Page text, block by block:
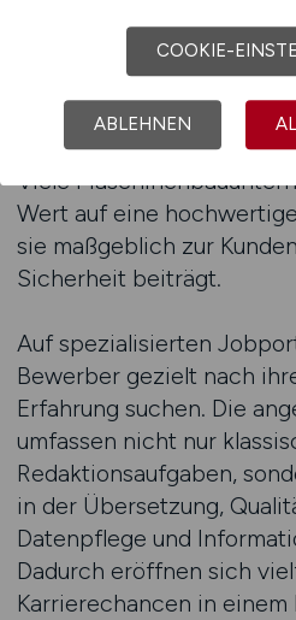
für Fachkräfte, die
professionell aufbereiten
Genauigkeit,
Rechtskonformität
Viele
Wert auf eine
sie maßgeblich zur
Sicherheit beiträgt.
Auf spezialisierten
Bewerber gezielt nach
Erfahrung suchen. Die
umfassen nicht nur
Redaktionsaufgaben,
in der Übersetzung,
Datenpflege und
Dadurch eröffnen sich
Karrierechancen in einem
COOKIE-
ABLEHNEN